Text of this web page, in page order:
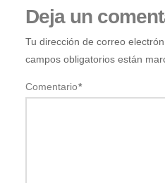
Deja un
Tu dirección de correo
campos obligatorios están
Comentario*